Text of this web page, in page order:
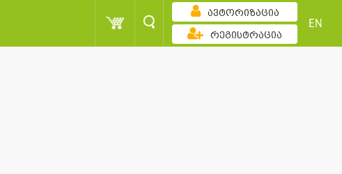
ავტორიზაცია
რეგისტრაცია
EN